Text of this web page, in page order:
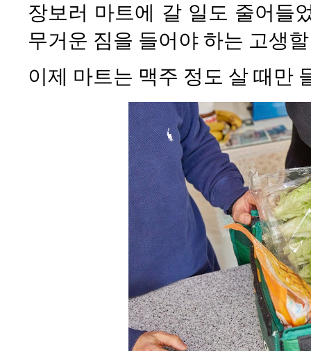
장보러 마트에 갈 일도 줄어들
무거운 짐을 들어야 하는 고생
이제 마트는 맥주 정도 살 때만